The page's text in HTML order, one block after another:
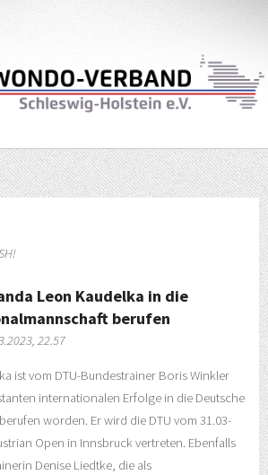
Leon Kaudelka in die
berufen
22.57
ist vom DTU-Bundestrainer Boris Winkler
internationalen Erfolge in die Deutsche
worden. Er wird die DTU vom 31.03-
Open in Innsbruck vertreten. Ebenfalls
Denise Liedtke, die als